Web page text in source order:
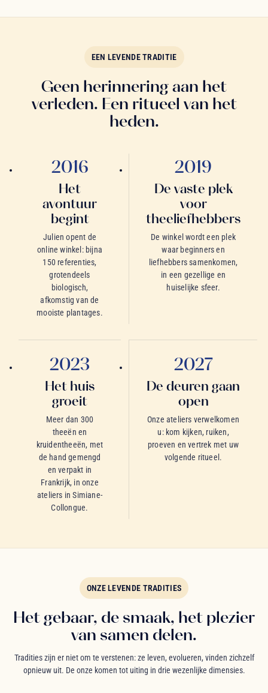
EEN LEVENDE TRADITIE
Geen herinnering aan het
verleden. Een ritueel van het
heden.
2016
Het
avontuur
begint
Julien opent de
online winkel: bijna
150 referenties,
grotendeels
biologisch,
afkomstig van de
mooiste plantages.
2019
De vaste plek
voor
theeliefhebbers
De winkel wordt een plek
waar beginners en
liefhebbers samenkomen,
in een gezellige en
huiselijke sfeer.
2023
Het huis
groeit
Meer dan 300
theeën en
kruidentheeën, met
de hand gemengd
en verpakt in
Frankrijk, in onze
ateliers in Simiane-
Collongue.
2027
De deuren gaan
open
Onze ateliers verwelkomen
u: kom kijken, ruiken,
proeven en vertrek met uw
volgende ritueel.
ONZE LEVENDE TRADITIES
Het gebaar, de smaak, het plezier
van samen delen.
Tradities zijn er niet om te verstenen: ze leven, evolueren, vinden zichzelf
opnieuw uit. De onze komen tot uiting in drie wezenlijke dimensies.